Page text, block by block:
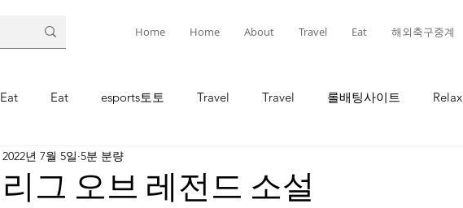
Home Home About Travel Eat 해외축구중계
Eat Eat esports토토 Travel Travel 롤배팅사이트 Relax
주식 코인
리그 오브 레전드 소설
2022년 7월 5일 5분 분량